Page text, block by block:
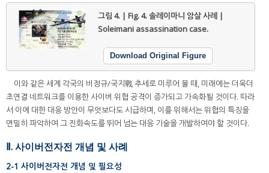
그림 4. | Fig. 4.솔레이마니 암살 사례 |
Soleimani assassination case.
Download Original Figure
이와 같은 세계 각국의 비정규/국지戰 추세로 미루어 볼 때, 미래에는 더욱더
초연결 네트워크를 이용한 사이버 위협 공격이 증가되고 가속화될 것이다. 따라
서 이에 대한 대응 방안이 무엇보다도 시급하며, 이를 위해서는 위협의 특징을
면밀히 파악하여 그 진화속도를 뛰어 넘는 대응 기술을 개발하여야 할 것이다.
Ⅱ. 사이버전자전 개념 및 사례
2-1 사이버전자전 개념 및 필요성